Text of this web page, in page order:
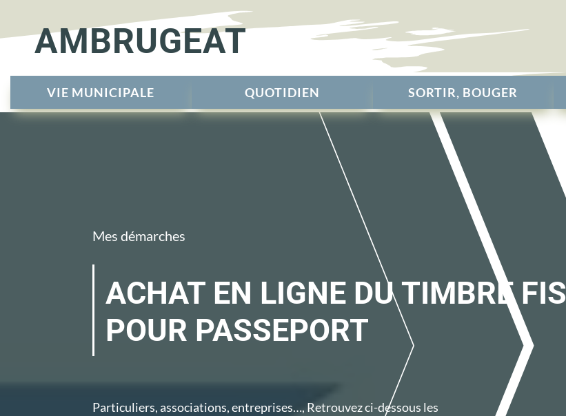
AMBRUGEAT
VIE MUNICIPALE QUOTIDIEN SORTIR, BOUGER
Mes démarches
ACHAT EN LIGNE DU TIMBRE
POUR PASSEPORT
Particuliers, associations, entreprises…, Retrouvez ci-dessous les